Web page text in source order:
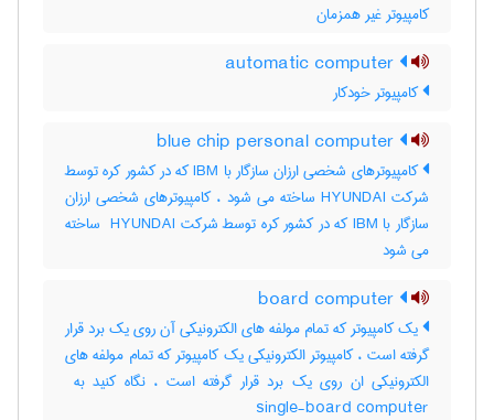
کامپیوتر غیر همزمان
کامپیوتر خودکار
کامپیوترهای شخصی ارزان سازگار با IBM که در کشور کره توسط
شرکت HYUNDAI ساخته می شود ، کامپیوترهای شخصی ارزان
سازگار با ‎IBM که در کشور کره توسط شرکت ‎ HYUNDAI ساخته
می شود
یک کامپیوتر که تمام مولفه های الکترونیکی آن روی یک برد قرار
گرفته است ، کامپیوتر الکترونیکی یک کامپیوتر که تمام مولفه های
single-board computer